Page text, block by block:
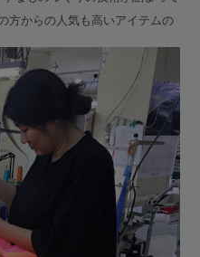
方からの人気も高いアイテムの